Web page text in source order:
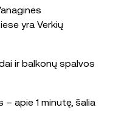
yra Verkių
ir balkonų spalvos
apie 1 minutę, šalia